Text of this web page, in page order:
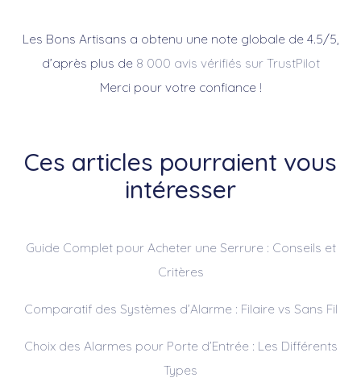
Les Bons Artisans a obtenu une note globale de 4.5/5,
d’après plus de 8 000 avis vérifiés sur TrustPilot
Merci pour votre confiance !
Ces articles pourraient vous
intéresser
Guide Complet pour Acheter une Serrure : Conseils et
Critères
Comparatif des Systèmes d’Alarme : Filaire vs Sans Fil
Choix des Alarmes pour Porte d’Entrée : Les Différents
Types